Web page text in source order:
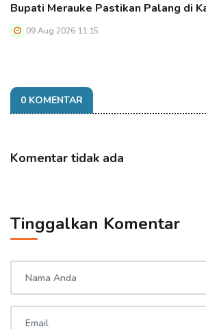
Bupati Merauke Pastikan Palang di
09 Aug 2026 11:15
0 KOMENTAR
Komentar tidak ada
Tinggalkan Komentar